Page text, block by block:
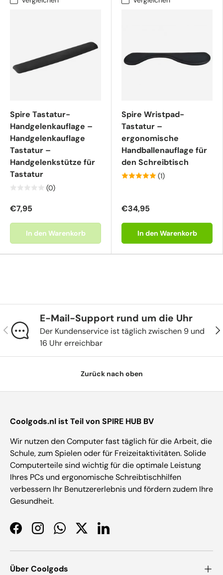
Spire Tastatur-
Handgelenkauflage –
Handgelenkauflage
Tastatur –
Handgelenkstütze für
Tastatur
(0)
€7,95
In den Warenkorb
Spire Wristpad-
Tastatur –
ergonomische
Handballenauflage für
den Schreibtisch
(1)
€34,95
In den Warenkorb
Vorherige
E-Mail-Support rund um die Uhr
Der Kundenservice ist täglich zwischen 9 und
16 Uhr erreichbar
Zurück nach oben
Coolgods.nl ist Teil von SPIRE HUB BV
Wir nutzen den Computer fast täglich für die Arbeit, die
Schule, zum Spielen oder für Freizeitaktivitäten. Solide
Computerteile sind wichtig für die optimale Leistung
Ihres PCs und ergonomische Schreibtischhilfen
verbessern Ihr Benutzererlebnis und fördern zudem Ihre
Gesundheit.
FacebookInstagramWhatsApp
TwitterLinkedIn
Über Coolgods